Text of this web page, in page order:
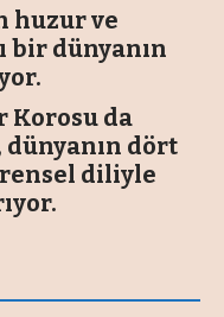
huzur ve
bir dünyanın
Korosu da
dünyanın dört
diliyle